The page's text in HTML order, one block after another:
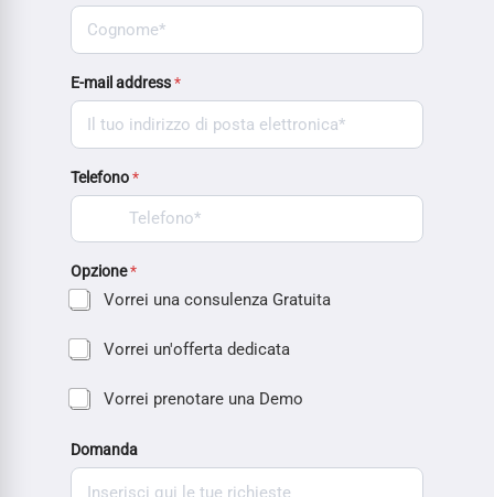
E-mail address*
Telefono*
Opzione*
Vorrei una consulenza Gratuita
Vorrei un'offerta dedicata
Vorrei prenotare una Demo
Domanda